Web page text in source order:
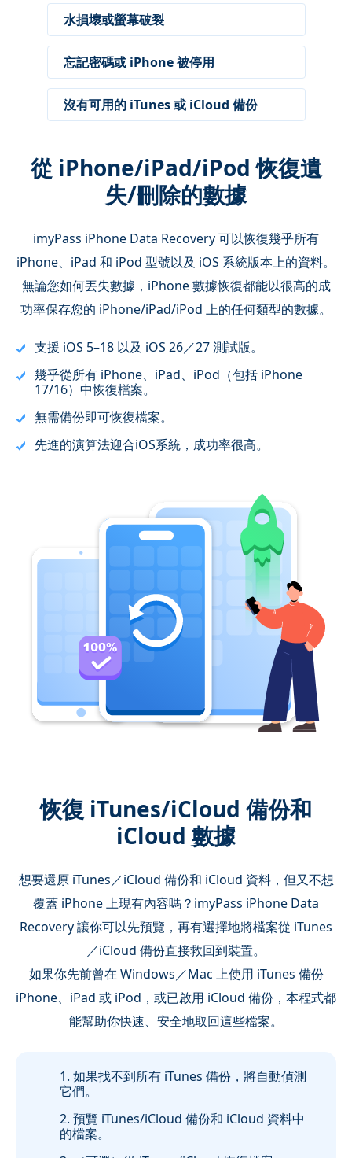
水損壞或螢幕破裂
忘記密碼或 iPhone 被停用
沒有可用的 iTunes 或 iCloud 備份
從 iPhone/iPad/iPod 恢復遺
失/刪除的數據
imyPass iPhone Data Recovery 可以恢復幾乎所有
iPhone、iPad 和 iPod 型號以及 iOS 系統版本上的資料。
無論您如何丟失數據，iPhone 數據恢復都能以很高的成
功率保存您的 iPhone/iPad/iPod 上的任何類型的數據。
支援 iOS 5–18 以及 iOS 26／27 測試版。
幾乎從所有 iPhone、iPad、iPod（包括 iPhone
17/16）中恢復檔案。
無需備份即可恢復檔案。
先進的演算法迎合iOS系統，成功率很高。
恢復 iTunes/iCloud 備份和
iCloud 數據
想要還原 iTunes／iCloud 備份和 iCloud 資料，但又不想
覆蓋 iPhone 上現有內容嗎？imyPass iPhone Data
Recovery 讓你可以先預覽，再有選擇地將檔案從 iTunes
／iCloud 備份直接救回到裝置。
如果你先前曾在 Windows／Mac 上使用 iTunes 備份
iPhone、iPad 或 iPod，或已啟用 iCloud 備份，本程式都
能幫助你快速、安全地取回這些檔案。
1. 如果找不到所有 iTunes 備份，將自動偵測
它們。
2. 預覽 iTunes/iCloud 備份和 iCloud 資料中
的檔案。